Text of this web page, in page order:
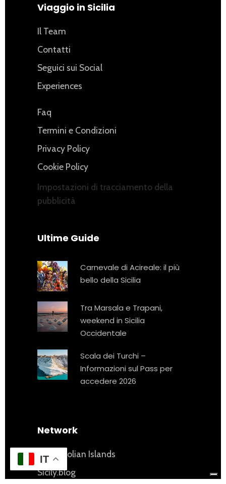
Viaggio in Sicilia
Il Team
Contatti
Seguici sui Social
Experiences
Faq
Termini e Condizioni
Privacy Policy
Cookie Policy
Impostazioni di tracciamento della
pubblicità
Ultime Guide
Carnevale di Acireale: il più
bello della Sicilia
Tra Marsala e Trapani,
weekend in Sicilia
Occidentale
Scala dei Turchi –
Informazioni sul Pass per
accedere 2026
Network
Visit Aeolian Islands
Sicily.blog
IT